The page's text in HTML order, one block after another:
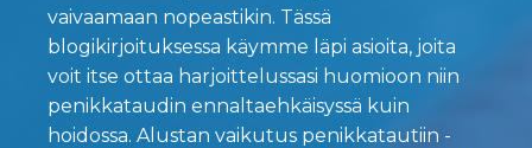
vaivaamaan nopeastikin. Tässä
blogikirjoituksessa käymme läpi asioita, joita
voit itse ottaa harjoittelussasi huomioon niin
penikkataudin ennaltaehkäisyssä kuin
hoidossa. Alustan vaikutus penikkatautiin -